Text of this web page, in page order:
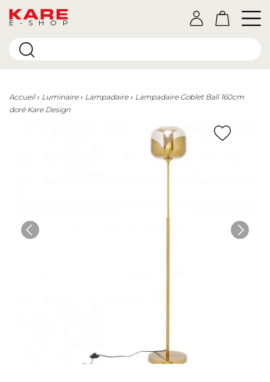
E-SHOP
Accueil Luminaire Lampadaire
Lampadaire Goblet Ball 160cm
doré Kare Design